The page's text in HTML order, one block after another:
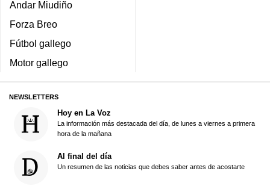
Andar Miudiño
Forza Breo
Fútbol gallego
Motor gallego
NEWSLETTERS
Hoy en La Voz
La información más destacada del día, de lunes a viernes a primera
hora de la mañana
Al final del día
Un resumen de las noticias que debes saber antes de acostarte